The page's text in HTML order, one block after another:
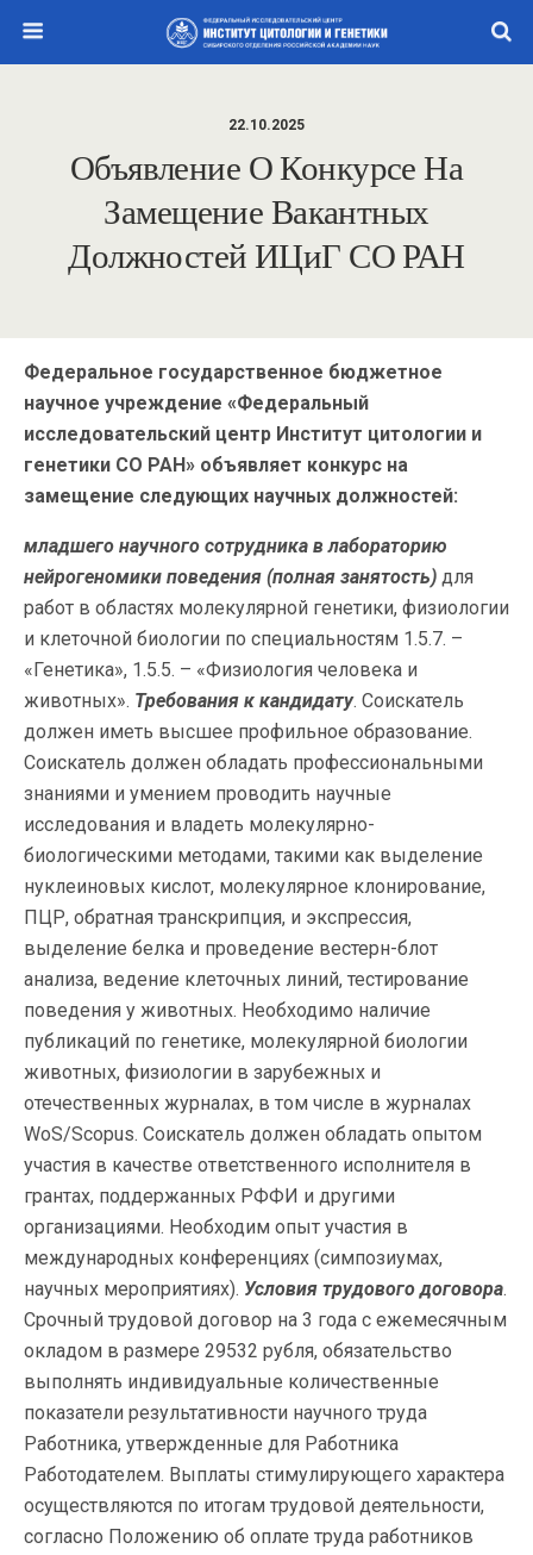
22.10.2025
Объявление О Конкурсе На
Замещение Вакантных
Должностей ИЦиГ СО РАН
Федеральное государственное бюджетное
научное учреждение «Федеральный
исследовательский центр Институт цитологии и
генетики СО РАН» объявляет конкурс на
замещение следующих научных должностей:
младшего научного сотрудника в лабораторию
нейрогеномики поведения (полная занятость) для
работ в областях молекулярной генетики, физиологии
и клеточной биологии по специальностям 1.5.7. –
«Генетика», 1.5.5. – «Физиология человека и
животных». Требования к кандидату. Соискатель
должен иметь высшее профильное образование.
Соискатель должен обладать профессиональными
знаниями и умением проводить научные
исследования и владеть молекулярно-
биологическими методами, такими как выделение
нуклеиновых кислот, молекулярное клонирование,
ПЦР, обратная транскрипция, и экспрессия,
выделение белка и проведение вестерн-блот
анализа, ведение клеточных линий, тестирование
поведения у животных. Необходимо наличие
публикаций по генетике, молекулярной биологии
животных, физиологии в зарубежных и
отечественных журналах, в том числе в журналах
WoS/Scopus. Соискатель должен обладать опытом
участия в качестве ответственного исполнителя в
грантах, поддержанных РФФИ и другими
организациями. Необходим опыт участия в
международных конференциях (симпозиумах,
научных мероприятиях). Условия трудового договора.
Срочный трудовой договор на 3 года с ежемесячным
окладом в размере 29532 рубля, обязательство
выполнять индивидуальные количественные
показатели результативности научного труда
Работника, утвержденные для Работника
Работодателем. Выплаты стимулирующего характера
осуществляются по итогам трудовой деятельности,
согласно Положению об оплате труда работников